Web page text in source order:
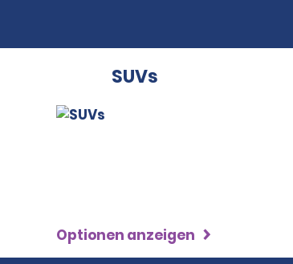
SUVs
Optionen anzeigen